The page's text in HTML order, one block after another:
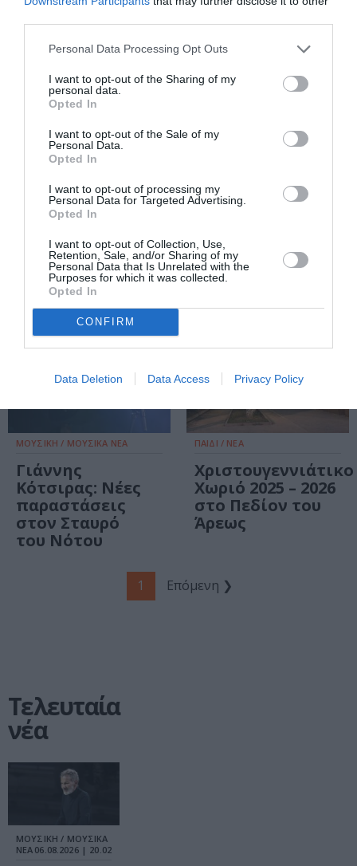
Personal Data Processing Opt Outs
I want to opt-out of the Sharing of my
personal data.
Opted In
I want to opt-out of the Sale of my
Personal Data.
Opted In
I want to opt-out of processing my
Personal Data for Targeted Advertising.
Opted In
I want to opt-out of Collection, Use,
Retention, Sale, and/or Sharing of my
Personal Data that Is Unrelated with the
Purposes for which it was collected.
Opted In
CONFIRM
Data Deletion Data Access Privacy Policy
ΜΟΥΣΙΚΗ / ΜΟΥΣΙΚΑ ΝΕΑ
Τσιτσάνης για
πάντα: Συναυλία-
Θέατρο Παλλάς
Κερδίστε δωρεάν
προσκλήσεις
Ιανουαρίου 2026
ΜΟΥΣΙΚΗ / ΜΟΥΣΙΚΑ ΝΕΑ
Γιάννης
Κότσιρας: Νέες
παραστάσεις
στον Σταυρό
του Νότου
ΠΑΙΔΙ / ΝΕΑ
Χριστουγεννιάτικο
Χωριό 2025 – 2026
στο Πεδίον του
Άρεως
1 Επόμενη ❯
Τελευταία
νέα
ΜΟΥΣΙΚΗ / ΜΟΥΣΙΚΑ
ΝΕΑ 06.08.2026 | 20.02